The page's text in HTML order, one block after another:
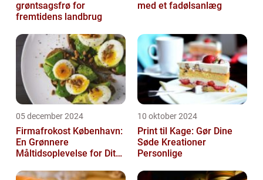
grøntsagsfrø for
fremtidens landbrug
med et fadølsanlæg
05 december 2024
Firmafrokost København:
En Grønnere
Måltidsoplevelse for Dit
10 oktober 2024
Print til Kage: Gør Dine
Søde Kreationer
Personlige